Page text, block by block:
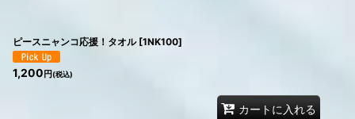
ピースニャンコ応援！タオル [1NK100]
1,200 円(税込)
カートに入れる